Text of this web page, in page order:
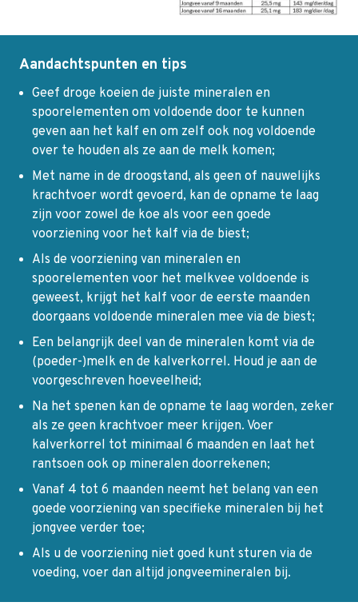
Aandachtspunten en tips
Geef droge koeien de juiste mineralen en
spoorelementen om voldoende door te kunnen
geven aan het kalf en om zelf ook nog voldoende
over te houden als ze aan de melk komen;
Met name in de droogstand, als geen of nauwelijks
krachtvoer wordt gevoerd, kan de opname te laag
zijn voor zowel de koe als voor een goede
voorziening voor het kalf via de biest;
Als de voorziening van mineralen en
spoorelementen voor het melkvee voldoende is
geweest, krijgt het kalf voor de eerste maanden
doorgaans voldoende mineralen mee via de biest;
Een belangrijk deel van de mineralen komt via de
(poeder-)melk en de kalverkorrel. Houd je aan de
voorgeschreven hoeveelheid;
Na het spenen kan de opname te laag worden, zeker
als ze geen krachtvoer meer krijgen. Voer
kalverkorrel tot minimaal 6 maanden en laat het
rantsoen ook op mineralen doorrekenen;
Vanaf 4 tot 6 maanden neemt het belang van een
goede voorziening van specifieke mineralen bij het
jongvee verder toe;
Als u de voorziening niet goed kunt sturen via de
voeding, voer dan altijd jongveemineralen bij.